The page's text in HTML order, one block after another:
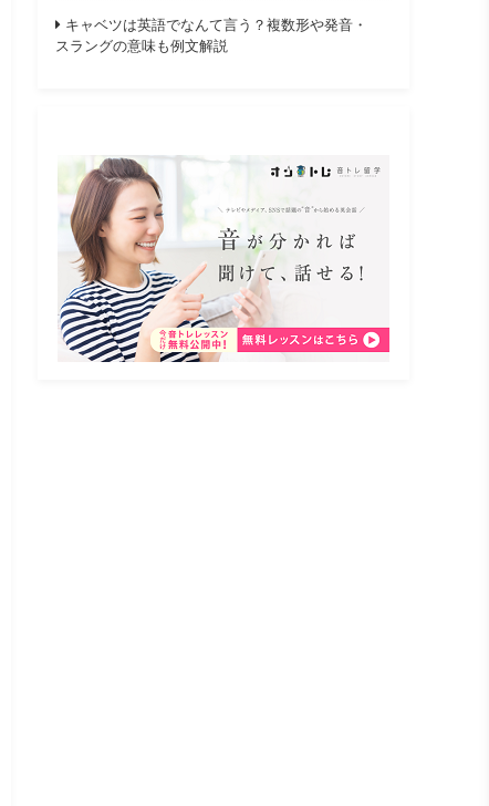
キャベツは英語でなんて言う？複数形や発音・
スラングの意味も例文解説